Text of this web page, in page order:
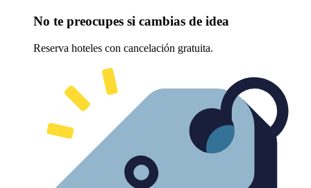
No te preocupes si cambias de idea
Reserva hoteles con cancelación gratuita.